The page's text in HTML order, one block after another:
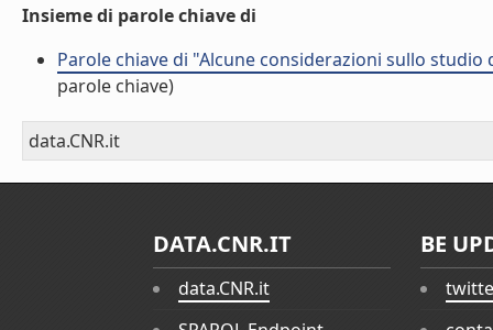
Insieme di parole chiave di
Parole chiave di "Alcune considerazioni sullo
parole chiave)
data.CNR.it
DATA.CNR.IT
data.CNR.it
BE